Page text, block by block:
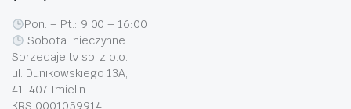
Pon. – Pt.: 9:00 – 16:00
Sobota: nieczynne
Sprzedaje.tv sp. z o.o.
ul. Dunikowskiego 13A,
41-407 Imielin
KRS 0001059914